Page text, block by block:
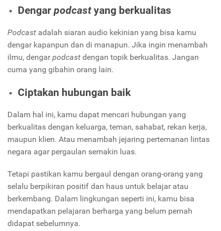
Dengar podcastyang berkualitas
Podcast adalah siaran audio kekinian yang bisa kamu
dengar kapanpun dan di manapun. Jika ingin menambah
ilmu, dengarpodcast dengan topik berkualitas. Jangan
cuma yang gibahin orang lain.
Ciptakan hubungan baik
Dalam hal ini, kamu dapat mencari hubungan yang
berkualitas dengan keluarga, teman, sahabat, rekan kerja,
maupun klien. Atau menambah jejaring pertemanan lintas
negara agar pergaulan semakin luas.
Tetapi pastikan kamu bergaul dengan orang-orang yang
selalu berpikiran positif dan haus untuk belajar atau
berkembang. Dalam lingkungan seperti ini, kamu bisa
mendapatkan pelajaran berharga yang belum pernah
didapat sebelumnya.